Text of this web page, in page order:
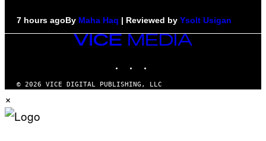
7 hours agoBy Maha Haq | Reviewed by Ysolt Usigan
VICE
MEDIA
© 2026 VICE DIGITAL PUBLISHING, LLC
×